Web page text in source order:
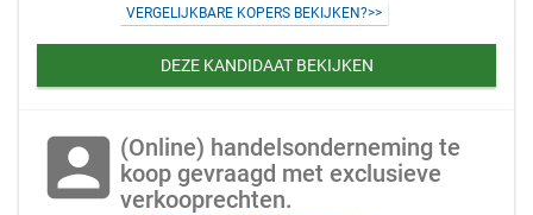
VERGELIJKBARE KOPERS BEKIJKEN?>>
DEZE KANDIDAAT BEKIJKEN
account_box (Online) handelsonderneming te
koop gevraagd met exclusieve
verkooprechten.